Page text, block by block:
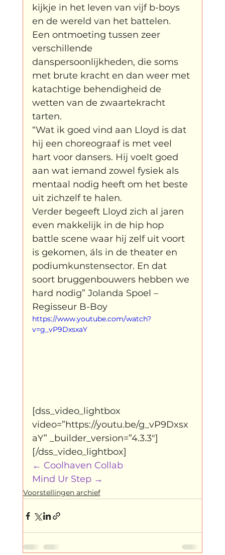
Ibrah eng Archive
klein, klein vogeltje One Night's Dance
Wennah Wilkers brengt ode aan ho...
Zonder categorie Binnenkort te zien
Kabiteni kabitini Engels News
kijkje in het leven van vijf b-boys
en de wereld van het battelen.
Een ontmoeting tussen zeer
verschillende
danspersoonlijkheden, die soms
met brute kracht en dan weer met
katachtige behendigheid de
wetten van de zwaartekracht
tarten.
“Wat ik goed vind aan Lloyd is dat
hij een choreograaf is met veel
hart voor dansers. Hij voelt goed
aan wat iemand zowel fysiek als
mentaal nodig heeft om het beste
uit zichzelf te halen.
Verder begeeft Lloyd zich al jaren
even makkelijk in de hip hop
battle scene waar hij zelf uit voort
is gekomen, áls in de theater en
podiumkunstensector. En dat
soort bruggenbouwers hebben we
hard nodig” Jolanda Spoel –
Regisseur B-Boy
https://www.youtube.com/watch?
v=g_vP9DxsxaY
[dss_video_lightbox
video=”https://youtu.be/g_vP9Dxsx
aY” _builder_version=”4.3.3″]
← Coolhaven Collab
Mind Ur Step →
Voorstellingen archief